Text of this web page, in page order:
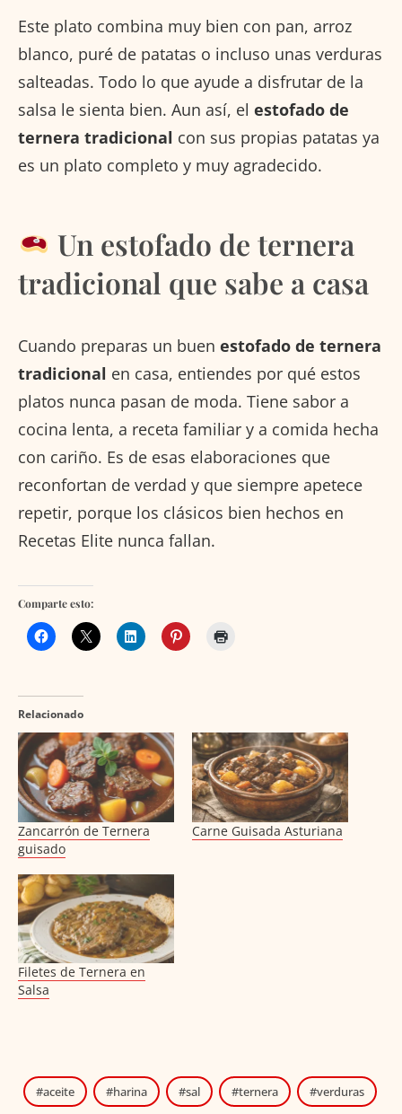
Este plato combina muy bien con pan, arroz
blanco, puré de patatas o incluso unas verduras
salteadas. Todo lo que ayude a disfrutar de la
salsa le sienta bien. Aun así, el estofado de
ternera tradicional con sus propias patatas ya
es un plato completo y muy agradecido.
Un estofado de ternera
tradicional que sabe a casa
Cuando preparas un buen estofado de ternera
tradicional en casa, entiendes por qué estos
platos nunca pasan de moda. Tiene sabor a
cocina lenta, a receta familiar y a comida hecha
con cariño. Es de esas elaboraciones que
reconfortan de verdad y que siempre apetece
repetir, porque los clásicos bien hechos en
Recetas Elite nunca fallan.
Comparte esto:
Relacionado
Zancarrón de Ternera
guisado
Carne Guisada Asturiana
Filetes de Ternera en
Salsa
aceite harina sal ternera verduras